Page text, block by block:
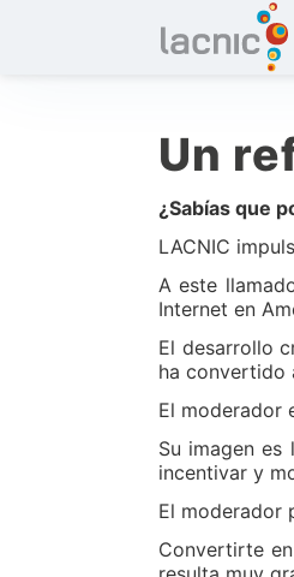
Un
¿Sabías que
LACNIC
A este
Internet en
El desarrollo
ha convertido
El moderador
Su imagen
incentivar y
El moderador
Convertirte